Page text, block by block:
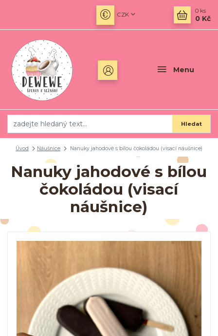
Menu
CZK
Hledat
0 ks
0 Kč
Úvod Náušnice Nanuky jahodové s bílou čokoládou (visací náušnice)
Nanuky jahodové s bílou
čokoládou (visací
náušnice)